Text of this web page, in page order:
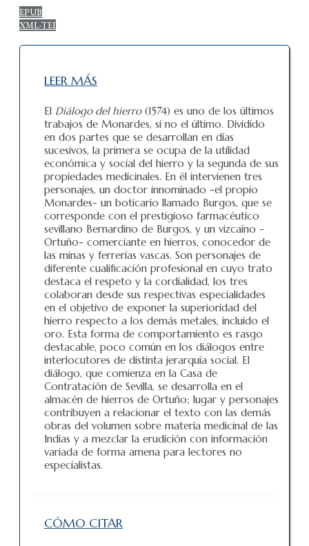
EPUB
XML-TEI
LEER MÁS
El Diálogo del hierro(1574) es uno de los últimos
trabajos de Monardes, si no el último. Dividido
en dos partes que se desarrollan en días
sucesivos, la primera se ocupa de la utilidad
económica y social del hierro y la segunda de sus
propiedades medicinales. En él intervienen tres
personajes, un doctor innominado -el propio
Monardes- un boticario llamado Burgos, que se
corresponde con el prestigioso farmacéutico
sevillano Bernardino de Burgos, y un vizcaíno -
Ortuño- comerciante en hierros, conocedor de
las minas y ferrerías vascas. Son personajes de
diferente cualificación profesional en cuyo trato
destaca el respeto y la cordialidad, los tres
colaboran desde sus respectivas especialidades
en el objetivo de exponer la superioridad del
hierro respecto a los demás metales, incluido el
oro. Esta forma de comportamiento es rasgo
destacable, poco común en los diálogos entre
interlocutores de distinta jerarquía social. El
diálogo, que comienza en la Casa de
Contratación de Sevilla, se desarrolla en el
almacén de hierros de Ortuño; lugar y personajes
contribuyen a relacionar el texto con las demás
obras del volumen sobre materia medicinal de las
Indias y a mezclar la erudición con información
variada de forma amena para lectores no
especialistas.
CÓMO CITAR